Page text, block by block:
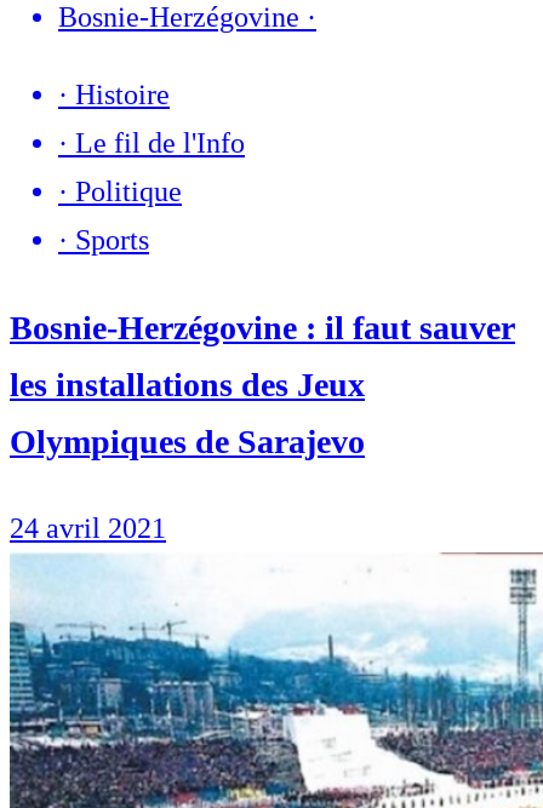
Bosnie-Herzégovine ·
· Histoire
· Le fil de l'Info
· Politique
· Sports
Bosnie-Herzégovine : il faut sauver
les installations des Jeux
Olympiques de Sarajevo
24 avril 2021